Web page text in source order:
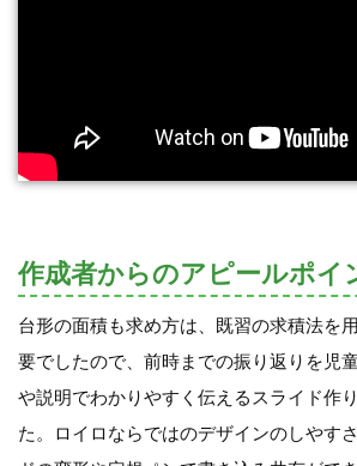
作成者からのアピールポイ
台形の面積も求め方は、既習の求積法を
要でしたので、前時までの振り返りを児
や説明でわかりやすく伝えるスライド作
た。ロイロならではのデザインのしやす